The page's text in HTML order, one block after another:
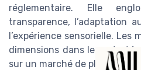
réglementaire. Elle
transparence, l’adaptation
l’expérience sensorielle.
dimensions dans leur
sur un marché de plus en